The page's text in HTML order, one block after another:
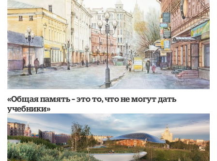
«Общая память – это то, что не могут дать
учебники»